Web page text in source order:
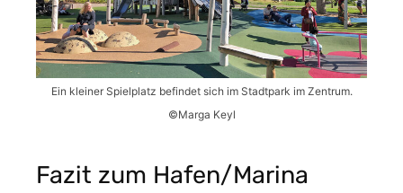
Ein kleiner Spielplatz befindet sich im Stadtpark im Zentrum.
©Marga Keyl
Fazit zum Hafen/Marina